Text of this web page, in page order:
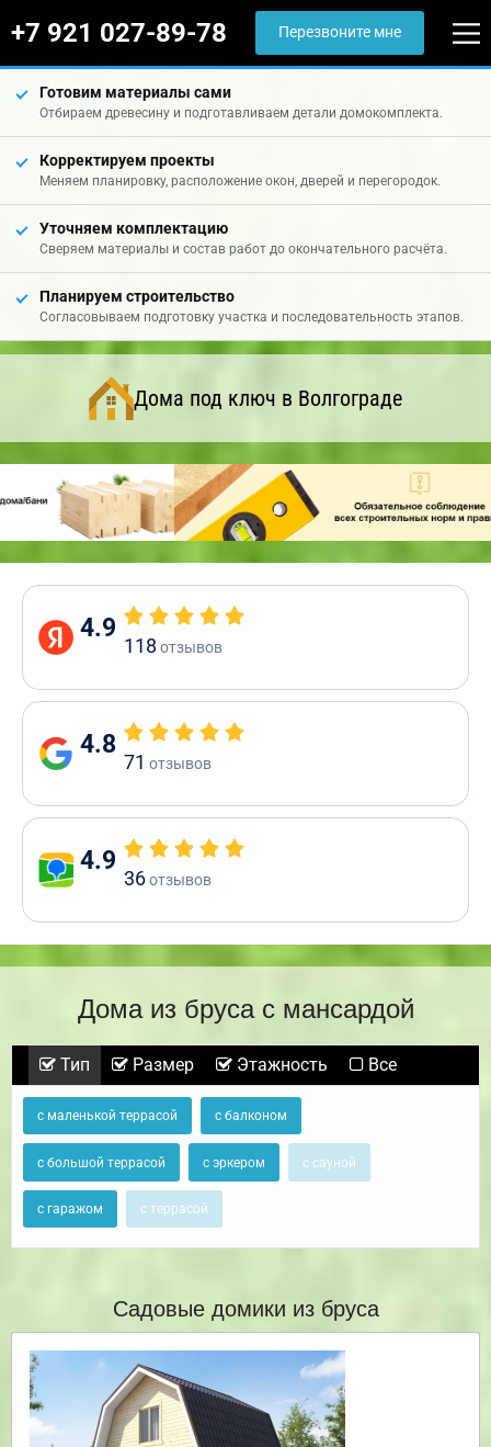
+7 921 027-89-78 Перезвоните мне
Готовим материалы сами
Отбираем древесину и подготавливаем детали домокомплекта.
Корректируем проекты
Меняем планировку, расположение окон, дверей и перегородок.
Уточняем комплектацию
Сверяем материалы и состав работ до окончательного расчёта.
Планируем строительство
Согласовываем подготовку участка и последовательность этапов.
Дома под ключ в Волгограде
4.9
118 отзывов
4.8
71 отзывов
4.9
36отзывов
Дома из бруса с мансардой
Тип Размер Этажность Все
с маленькой террасой с балконом
с большой террасой с эркером с сауной
с гаражом с террасой
Садовые домики из бруса